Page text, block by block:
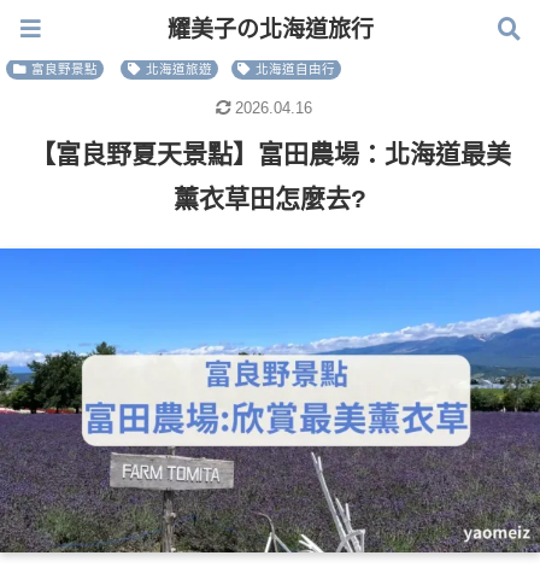
耀美子の北海道旅行
富良野景點 北海道旅遊 北海道自由行
【富良野夏天景點】富田農場：北海道最美
薰衣草田怎麼去?
2026.04.16
耀美子の北海道旅行